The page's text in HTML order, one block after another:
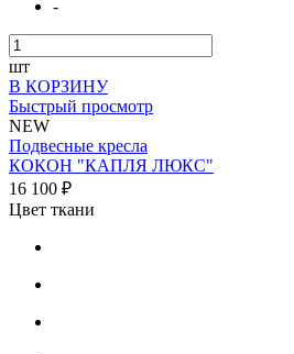
-
шт
В КОРЗИНУ
Быстрый просмотр
NEW
Подвесные кресла
КОКОН "КАПЛЯ ЛЮКС"
16 100 ₽
Цвет ткани